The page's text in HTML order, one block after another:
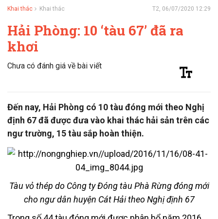
Khai thác Khai thác T2, 06/07/2020 12:29
Hải Phòng: 10 ‘tàu 67’ đã ra
khơi
Chưa có đánh giá về bài viết
Đến nay, Hải Phòng có 10 tàu đóng mới theo Nghị
định 67 đã được đưa vào khai thác hải sản trên các
ngư trường, 15 tàu sắp hoàn thiện.
Tàu vỏ thép do Công ty Đóng tàu Phà Rừng đóng mới
cho ngư dân huyện Cát Hải theo Nghị định 67